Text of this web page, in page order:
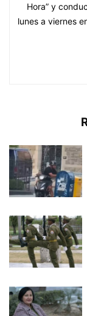
Hora” y
lunes a viernes